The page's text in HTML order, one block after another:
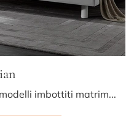
Il letto Florian in pelle, tra i modelli imbottiti matrimoniali classici di Albani, è ideale per assicurarti il riposo migliore.